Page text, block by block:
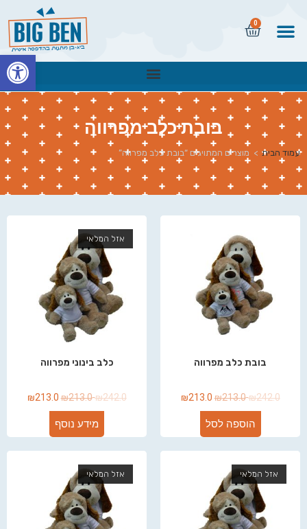
0
בובת כלב מפרווה
עמוד הבית > מוצרים המתויגים “בובת כלב מפרווה”
בובת כלב מפרווה
₪242.0
₪213.0
₪213.0
הוספה לסל
אזל המלאי
כלב בינוני מפרווה
₪242.0
₪213.0
₪213.0
מידע נוסף
אזל המלאי אזל המלאי